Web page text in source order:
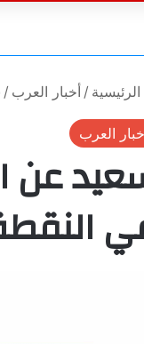
الرئيسية / أخبار العرب /
العرب
عن
النقطة